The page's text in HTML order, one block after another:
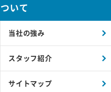
いて
当社の強み
スタッフ紹介
サイトマップ